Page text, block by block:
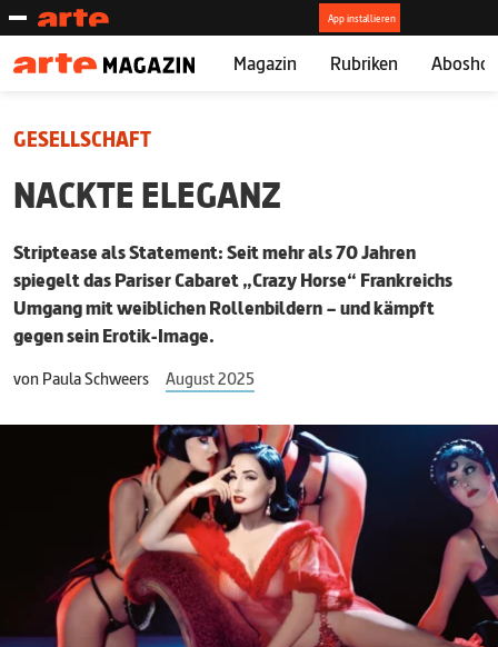
Magazin Rubriken
GESELLSCHAFT
NACKTE ELEGANZ
Striptease als Statement: Seit mehr als 70 Jahren
spiegelt das Pariser Cabaret „Crazy Horse“ Frankreichs
Umgang mit weiblichen Rollen­bildern – und kämpft
gegen sein Erotik-Image.
vonPaula Schweers August 2025